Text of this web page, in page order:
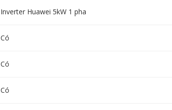
Inverter Huawei 5kW 1 pha
Có
Có
Có